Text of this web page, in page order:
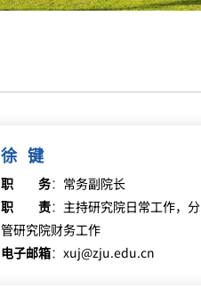
徐 键
职务： 常务副院长
职责： 主持研究院日常工作，分
管研究院财务工作
电子邮箱： xuj@zju.edu.cn